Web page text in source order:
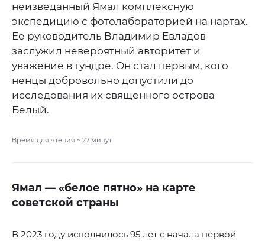
неизведанный Ямал комплексную
экспедицию с фотолабораторией на нартах.
Ее руководитель Владимир Евладов
заслужил невероятный авторитет и
уважение в тундре. Он стал первым, кого
ненцы добровольно допустили до
исследования их священного острова
Белый.
Время для чтения ~ 27 минут
Ямал — «белое пятно» на карте
советской страны
В 2023 году исполнилось 95 лет с начала первой